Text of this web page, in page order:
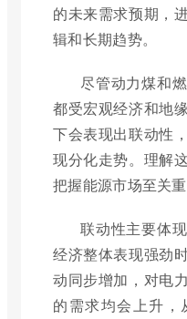
的未来需求预期，
辑和长期趋势。
尽管动力煤和
都受宏观经济和地
下会表现出联动性
现分化走势。理解
把握能源市场至关重
联动性主要体
经济整体表现强劲
动同步增加，对电
的需求均会上升